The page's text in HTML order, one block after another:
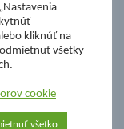
kliknúť na
všetky
cookie
všetko